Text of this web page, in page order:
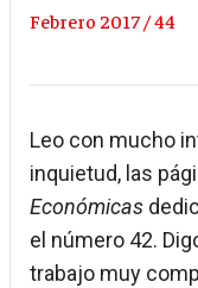
Febrero 2017 / 44
Leo con mucho
inquietud, las
Económicas
el número 42.
trabajo muy